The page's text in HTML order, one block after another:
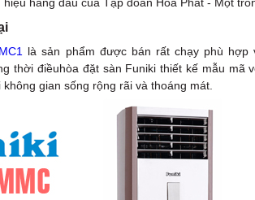
là sản phẩm được bán rất chạy phù
thời điềuhòa đặt sàn Funiki thiết kế mẫu mã
gian sống rộng rãi và thoáng mát.